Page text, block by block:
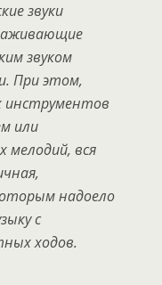
звуки
звуком
При этом,
инструментов
или
мелодий, вся
надоело
с
ходов.